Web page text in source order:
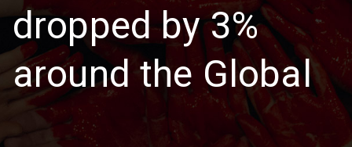
dropped by 3%
around the Global